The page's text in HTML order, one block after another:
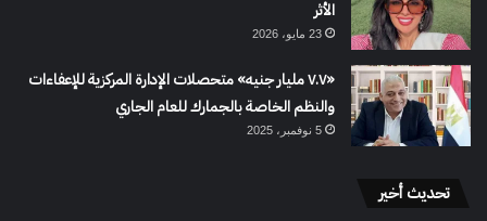
الأثر
23 مايو، 2026
«٧.٧ مليار جنيه» متحصلات الإدارة المركزية للإعفاءات
والنظم الخاصة بالجمارك للعام الجاري
5 نوفمبر، 2025
تحديث أخير